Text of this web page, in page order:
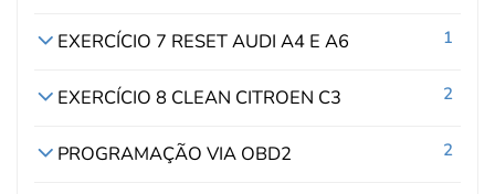
EXERCÍCIO 7 RESET AUDI A4 E A6 1
EXERCÍCIO 8 CLEAN CITROEN C3 2
PROGRAMAÇÃO VIA OBD2 2